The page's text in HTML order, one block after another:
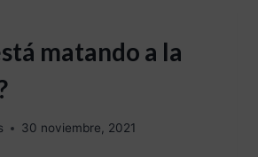
matando a la
30 noviembre, 2021